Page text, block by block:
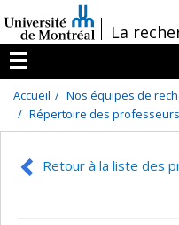
au
contenu
/La
Menu
Accueil
Nos équipes de
Répertoire des
Retour à la liste des